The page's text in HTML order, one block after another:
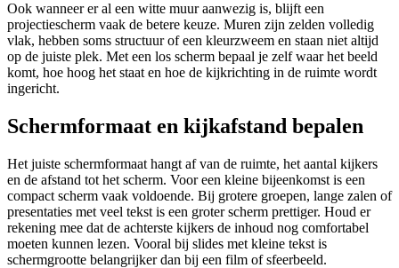
Ook wanneer er al een witte muur aanwezig is, blijft een
projectiescherm vaak de betere keuze. Muren zijn zelden volledig
vlak, hebben soms structuur of een kleurzweem en staan niet altijd
op de juiste plek. Met een los scherm bepaal je zelf waar het beeld
komt, hoe hoog het staat en hoe de kijkrichting in de ruimte wordt
ingericht.
Schermformaat en kijkafstand bepalen
Het juiste schermformaat hangt af van de ruimte, het aantal kijkers
en de afstand tot het scherm. Voor een kleine bijeenkomst is een
compact scherm vaak voldoende. Bij grotere groepen, lange zalen of
presentaties met veel tekst is een groter scherm prettiger. Houd er
rekening mee dat de achterste kijkers de inhoud nog comfortabel
moeten kunnen lezen. Vooral bij slides met kleine tekst is
schermgrootte belangrijker dan bij een film of sfeerbeeld.